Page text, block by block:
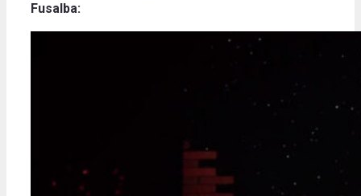
Fusalba: